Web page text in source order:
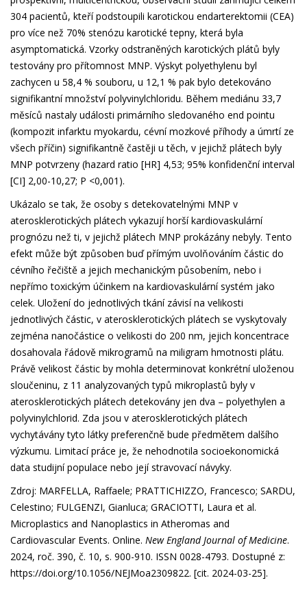
304 pacientů, kteří podstoupili karotickou endarterektomii (CEA)
pro více než 70% stenózu karotické tepny, která byla
asymptomatická. Vzorky odstraněných karotických plátů byly
testovány pro přítomnost MNP. Výskyt polyethylenu byl
zachycen u 58,4 % souboru, u 12,1 % pak bylo detekováno
signifikantní množství polyvinylchloridu. Během mediánu 33,7
měsíců nastaly události primárního sledovaného end pointu
(kompozit infarktu myokardu, cévní mozkové příhody a úmrtí ze
všech příčin) signifikantně častěji u těch, v jejichž plátech byly
MNP potvrzeny (hazard ratio [HR] 4,53; 95% konfidenční interval
[CI] 2,00-10,27; P <0,001).
Ukázalo se tak, že osoby s detekovatelnými MNP v
aterosklerotických plátech vykazují horší kardiovaskulární
prognózu než ti, v jejichž plátech MNP prokázány nebyly. Tento
efekt může být způsoben buď přímým uvolňováním částic do
cévního řečiště a jejich mechanickým působením, nebo i
nepřímo toxickým účinkem na kardiovaskulární systém jako
celek. Uložení do jednotlivých tkání závisí na velikosti
jednotlivých částic, v aterosklerotických plátech se vyskytovaly
zejména nanočástice o velikosti do 200 nm, jejich koncentrace
dosahovala řádově mikrogramů na miligram hmotnosti plátu.
Právě velikost částic by mohla determinovat konkrétní uloženou
sloučeninu, z 11 analyzovaných typů mikroplastů byly v
aterosklerotických plátech detekovány jen dva – polyethylen a
polyvinylchlorid. Zda jsou v aterosklerotických plátech
vychytávány tyto látky preferenčně bude předmětem dalšího
výzkumu. Limitací práce je, že nehodnotila socioekonomická
data studijní populace nebo její stravovací návyky.
Zdroj: MARFELLA, Raffaele; PRATTICHIZZO, Francesco; SARDU,
Celestino; FULGENZI, Gianluca; GRACIOTTI, Laura et al.
Microplastics and Nanoplastics in Atheromas and
Cardiovascular Events. Online. New England Journal of Medicine.
2024, roč. 390, č. 10, s. 900-910. ISSN 0028-4793. Dostupné z:
https://doi.org/10.1056/NEJMoa2309822. [cit. 2024-03-25].